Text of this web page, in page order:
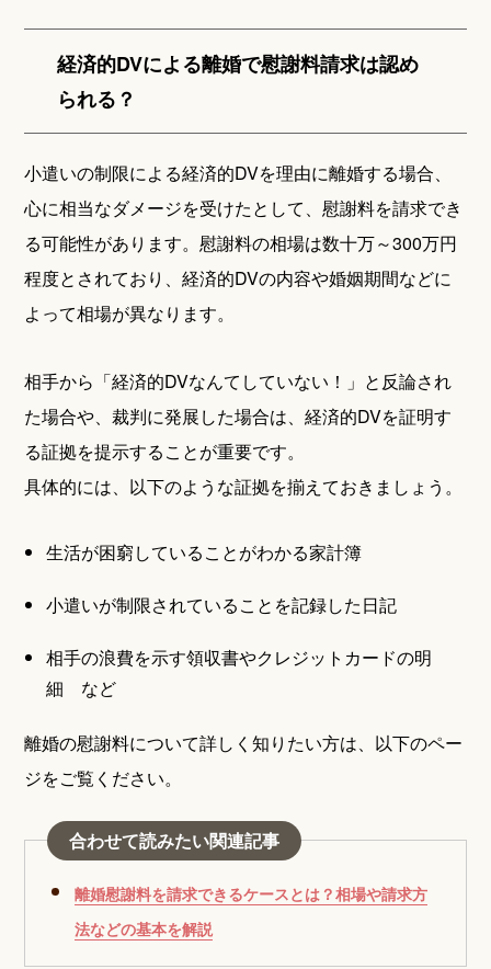
経済的DVによる離婚で慰謝料請求は認め
られる？
小遣いの制限による経済的DVを理由に離婚する場合、
心に相当なダメージを受けたとして、慰謝料を請求でき
る可能性があります。慰謝料の相場は数十万～300万円
程度とされており、経済的DVの内容や婚姻期間などに
よって相場が異なります。
相手から「経済的DVなんてしていない！」と反論され
た場合や、裁判に発展した場合は、経済的DVを証明す
る証拠を提示することが重要です。
具体的には、以下のような証拠を揃えておきましょう。
生活が困窮していることがわかる家計簿
小遣いが制限されていることを記録した日記
相手の浪費を示す領収書やクレジットカードの明
細 など
離婚の慰謝料について詳しく知りたい方は、以下のペー
ジをご覧ください。
合わせて読みたい関連記事
離婚慰謝料を請求できるケースとは？相場や請求方
法などの基本を解説